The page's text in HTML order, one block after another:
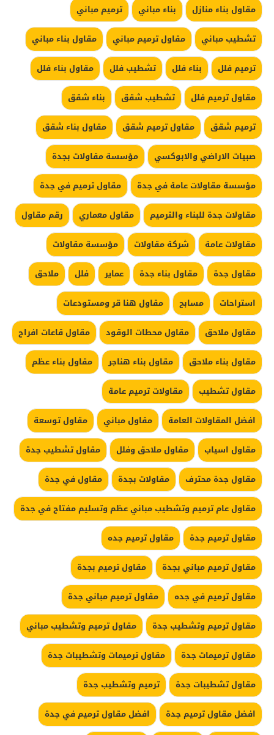
مقاول بناء منازل بناء مباني
ترميم مباني
تشطيب مباني
مقاول ترميم مباني
مقاول بناء مباني
ترميم فلل
بناء فلل تشطيب فلل
مقاول بناء فلل
مقاول ترميم فلل
تشطيب شقق
بناء شقق
ترميم شقق
مقاول ترميم شقق
مقاول بناء شقق
صبيات الاراضي والابوكسي
مؤسسة مقاولات بجدة
مؤسسة مقاولات عامة في جدة
مقاول ترميم في جدة
مقاولات جدة للبناء والترميم
مقاول معماري
رقم مقاول
مقاولات عامة
شركة مقاولات
مؤسسة مقاولات
مقاول جدة
مقاول بناء جدة عماير فلل
ملاحق
استراحات
مسابح
مقاول هنا قر ومستودعات
مقاول ملاحق
مقاول محطات الوقود
مقاول قاعات افراح
مقاول بناء ملاحق
مقاول بناء هناجر
مقاول بناء عظم
مقاول تشطيب
مقاولات ترميم عامة
افضل المقاولات العامة
مقاول مباني
مقاول توسعة
مقاول اسياب
مقاول ملاحق وفلل
مقاول تشطيب جدة
مقاول جدة محترف
مقاولات بجدة
مقاول في جدة
مقاول عام ترميم وتشطيب مباني عظم وتسليم مفتاح في جدة
مقاول ترميم جدة
مقاول ترميم جده
مقاول ترميم مباني بجدة
مقاول ترميم بجدة
مقاول ترميم في جده
مقاول ترميم مباني جدة
مقاول ترميم وتشطيب جدة
مقاول ترميم وتشطيب مباني
مقاول ترميمات جدة
مقاول ترميمات وتشطيبات جدة
مقاول تشطيبات جدة
ترميم وتشطيب جدة
افضل مقاول ترميم جدة
افضل مقاول ترميم في جدة